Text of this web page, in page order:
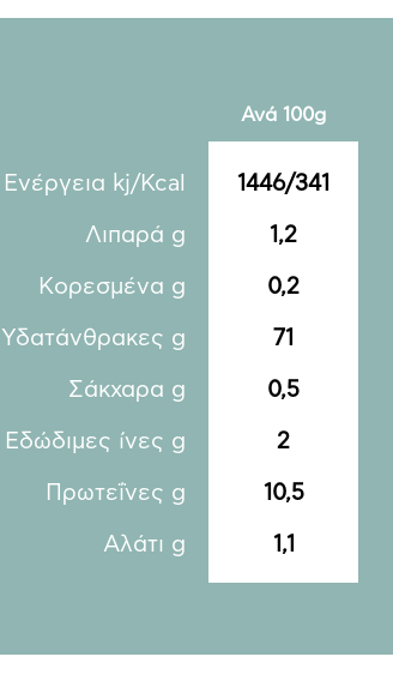
Ανά 100g
Ενέργεια kj/Kcal 1446/341
Λιπαρά g 1,2
Kορεσμένα g 0,2
Υδατάνθρακες g 71
Σάκχαρα g 0,5
Εδώδιμες ίνες g 2
Πρωτεΐνες g 10,5
Αλάτι g 1,1